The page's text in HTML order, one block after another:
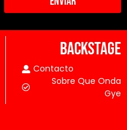
BACKSTAGE
Contacto
Sobre Que Onda
Gye